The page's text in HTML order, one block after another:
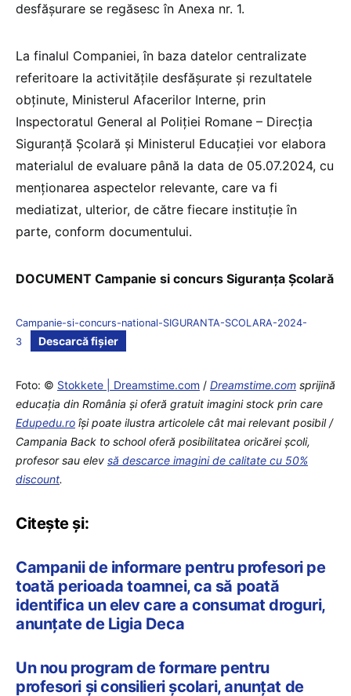
desfășurare se regăsesc în Anexa nr. 1.
La finalul Companiei, în baza datelor centralizate
referitoare la activitățile desfăşurate și rezultatele
obținute, Ministerul Afacerilor Interne, prin
Inspectoratul General al Poliţiei Romane – Direcția
Siguranță Școlară și Ministerul Educației vor elabora
materialul de evaluare până la data de 05.07.2024, cu
menționarea aspectelor relevante, care va fi
mediatizat, ulterior, de către fiecare instituție în
parte, conform documentului.
DOCUMENT Campanie si concurs Siguranța Școlară
Campanie-si-concurs-national-SIGURANTA-SCOLARA-2024-
3
Descarcă fișier
Foto: © Stokkete | Dreamstime.com / Dreamstime.com sprijină
educaţia din România şi oferă gratuit imagini stock prin care
Edupedu.ro îşi poate ilustra articolele cât mai relevant posibil /
Campania Back to school oferă posibilitatea oricărei școli,
profesor sau elev să descarce imagini de calitate cu 50%
discount.
Citește și:
Campanii de informare pentru profesori pe
toată perioada toamnei, ca să poată
identifica un elev care a consumat droguri,
anunțate de Ligia Deca
Un nou program de formare pentru
profesori și consilieri școlari, anunțat de